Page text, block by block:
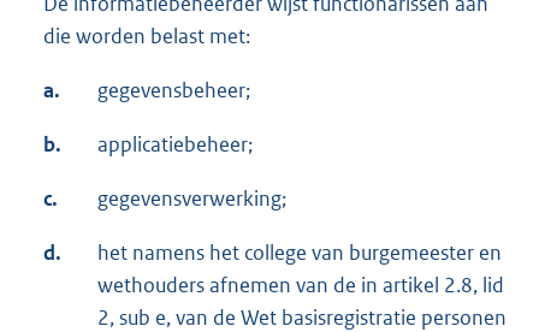
die worden belast met:
a. gegevensbeheer;
b. applicatiebeheer;
c. gegevensverwerking;
d.
het namens het college van burgemeester en
wethouders afnemen van de in artikel 2.8, lid
2, sub e, van de Wet basisregistratie personen